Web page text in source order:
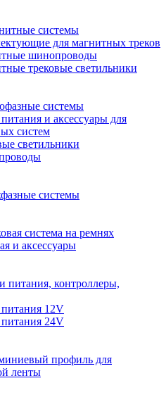
системы
для магнитных треков
шинопроводы
трековые светильники
системы
и аксессуары для
систем
светильники
системы
система на ремнях
и аксессуары
питания, контроллеры,
12V
24V
профиль для
ленты